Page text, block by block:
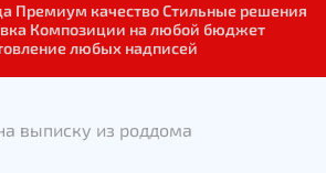
Премиум качество Стильные решения
Композиции на любой бюджет
любых надписей
выписку из роддома